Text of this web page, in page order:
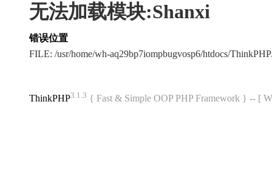
无法加载模块:Shanxi
错误位置
FILE: /usr/home/wh-aq29bp7iompbugvosp6/htdocs/
ThinkPHP3.1.3 { Fast & Simple OOP PHP Framework } -- [